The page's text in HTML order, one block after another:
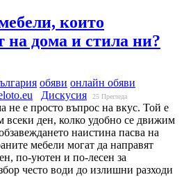
които
на дома и стила ни?
обяви онлайн обяви
Дискусия 25 Прегледа
не е просто въпрос на вкус. Той е
всеки ден, колко удобно се движим
наистина пасва на
мебели могат да направят
по-уютен и по-лесен за
често води до излишни разходи